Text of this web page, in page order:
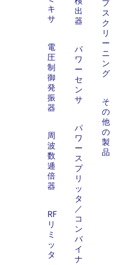
キ
サ
電
圧
制
御
発
振
器
周
波
数
逓
倍
器
RF
リ
ミ
ッ
タ
出
器
パ
ワ
ー
セ
ン
サ
パ
ワ
ー
ス
プ
リ
ッ
タ
／
コ
ン
バ
イ
ナ
ス
ク
リ
ー
ニ
ン
グ
そ
の
他
の
製
品